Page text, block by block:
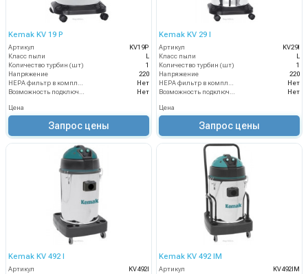
Kemak KV 19 P
Артикул
KV19P
Класс пыли
L
Количество турбин (шт)
1
Напряжение
220
HEPA фильтр в комплекте
Нет
Возможность подключения электрощетки
Нет
Цена
Запрос цены
Kemak KV 29 I
Артикул
KV29I
Класс пыли
L
Количество турбин (шт)
1
Напряжение
220
HEPA фильтр в комплекте
Нет
Возможность подключения электрощетки
Нет
Цена
Запрос цены
Kemak KV 492 I
Артикул
KV492I
Kemak KV 492 IM
Артикул
KV492IM